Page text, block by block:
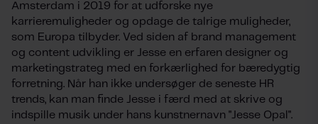
Amsterdam i 2019 for at udforske nye
karrieremuligheder og opdage de talrige muligheder,
som Europa tilbyder. Ved siden af brand management
og content udvikling er Jesse en erfaren designer og
marketingstrateg med en forkærlighed for bæredygtig
forretning. Når han ikke undersøger de seneste HR
trends, kan man finde Jesse i færd med at skrive og
indspille musik under hans kunstnernavn "Jesse Opal".